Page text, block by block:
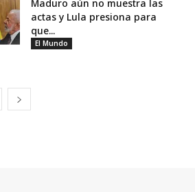
Maduro aún no muestra las
actas y Lula presiona para
que...
El Mundo